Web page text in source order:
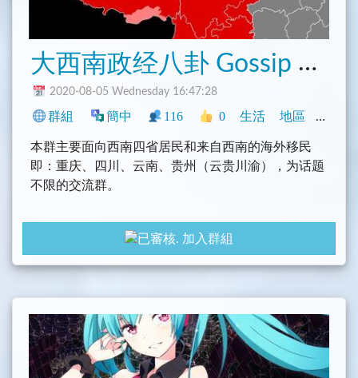
大
西南政经八卦 Gossip
2020-08-05 Wednesday 16:47:28
群組 簡中 116 0 生活 地區 中文圈
本群主要面向西南四省居民和来自西南的海外移民
即：重庆、四川、云南、贵州（云贵川渝），为话题
不限的交流群。
重庆 成都 昆明
贵阳
昆明 貴陽加入群組